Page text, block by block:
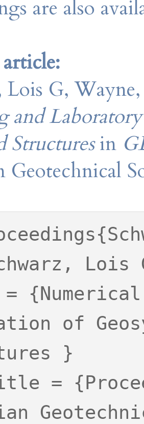
are also
Lois G,
and
Structuresin
Geotechnical
Lois
{Numerical
of
}
=